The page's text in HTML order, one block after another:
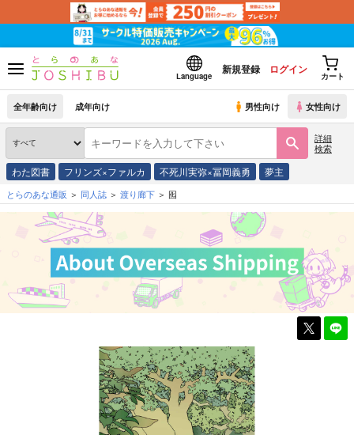
Language
新規登録 ログイン
カート
全年齢向け 成年向け 男性向け 女性向け
詳細
検索
わた図書 フリンズ×ファルカ 不死川実弥×冨岡義勇 夢主
とらのあな通販 同人誌 渡り廊下 囮